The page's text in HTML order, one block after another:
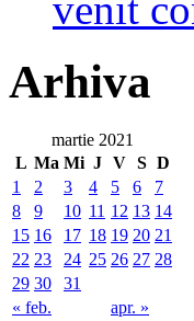
Arhiva
martie 2021
L Ma Mi J V S D
« feb. apr. »
1 2 3 4 5 6
7
8
9 10 11 12 13 14
15 16 17 18 19 20 21
22 23 24 25 26 27 28
29 30 31